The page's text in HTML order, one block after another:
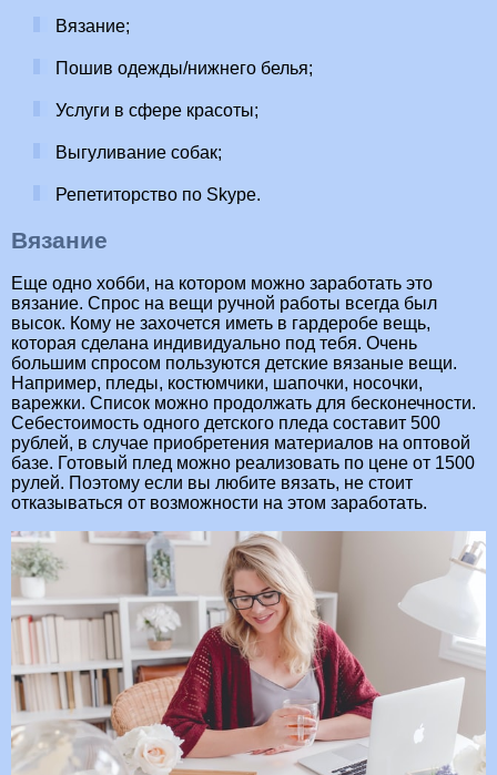
Вязание;
Пошив одежды/нижнего белья;
Услуги в сфере красоты;
Выгуливание собак;
Репетиторство по Skype.
Вязание
Еще одно хобби, на котором можно заработать это
вязание. Спрос на вещи ручной работы всегда был
высок. Кому не захочется иметь в гардеробе вещь,
которая сделана индивидуально под тебя. Очень
большим спросом пользуются детские вязаные вещи.
Например, пледы, костюмчики, шапочки, носочки,
варежки. Список можно продолжать для бесконечности.
Себестоимость одного детского пледа составит 500
рублей, в случае приобретения материалов на оптовой
базе. Готовый плед можно реализовать по цене от 1500
рулей. Поэтому если вы любите вязать, не стоит
отказываться от возможности на этом заработать.